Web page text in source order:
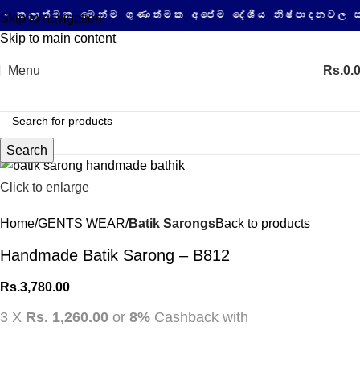
Skip to navigation
Skip to main content
මෙන්ම ගුණාත්මක අපේම දේශීය නිෂ්පාදනවල සයිබර්
Menu Rs.
Search
Click to enlarge
Home GENTS WEAR Batik SarongsBack to products
Handmade Batik Sarong – B812
Rs.3,780.00
3 X Rs. 1,260.00 or 8% Cashback with